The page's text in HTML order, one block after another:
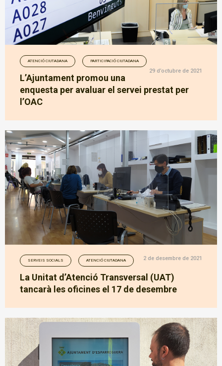
ATENCIÓ CIUTADANA PARTICIPACIÓ CIUTADANA
29 d’octubre de 2021
L’Ajuntament promou una
enquesta per avaluar el servei prestat per
l’OAC
SERVEIS SOCIALS ATENCIÓ CIUTADANA 2 de desembre de 2021
La Unitat d’Atenció Transversal (UAT)
tancarà les oficines el 17 de desembre